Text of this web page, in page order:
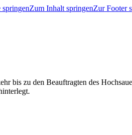
springenZum Inhalt springenZur Footer
bis zu den Beauftragten des